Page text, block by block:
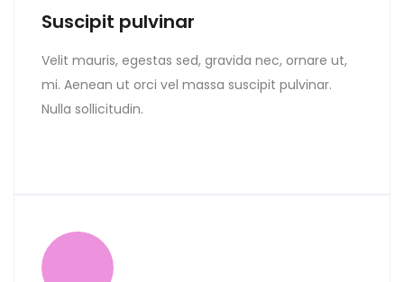
Suscipit pulvinar
Velit mauris, egestas sed, gravida nec, ornare ut,
mi. Aenean ut orci vel massa suscipit pulvinar.
Nulla sollicitudin.